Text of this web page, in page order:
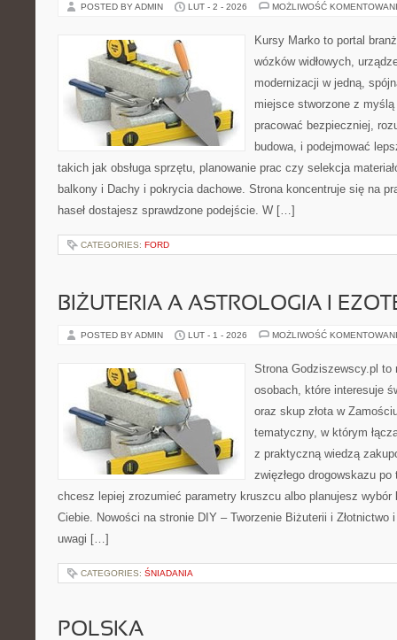
POSTED BY ADMIN LUT - 2 - 2026 MOŻLIWOŚĆ
Kursy Marko to portal
wózków widłowych,
modernizacji w jedną,
miejsce stworzone z
pracować bezpieczniej,
budowa, i podejmować
takich jak obsługa sprzętu, planowanie prac czy selekcja
balkony i Dachy i pokrycia dachowe. Strona koncentruje się na
haseł dostajesz sprawdzone podejście. W […]
CATEGORIES: FORD
BIŻUTERIA A ASTROLOGIA I
POSTED BY ADMIN LUT - 1 - 2026 MOŻLIWOŚĆ
Strona Godziszewscy.pl
osobach, które interesuje
oraz skup złota w
tematyczny, w którym
z praktyczną wiedzą
zwięzłego drogowskazu
chcesz lepiej zrozumieć parametry kruszcu albo planujesz
Ciebie. Nowości na stronie DIY – Tworzenie Biżuterii i Złotnictwo
uwagi […]
CATEGORIES: ŚNIADANIA
POLSKA